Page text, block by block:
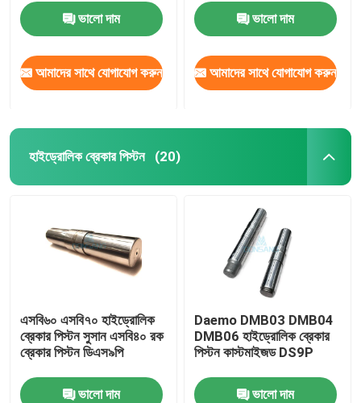
ভালো দাম
আমাদের সাথে যোগাযোগ করুন
ভালো দাম
আমাদের সাথে যোগাযোগ করুন
হাইড্রোলিক ব্রেকার পিস্টন (20)
এসবি৬০ এসবি৭০ হাইড্রোলিক
ব্রেকার পিস্টন সুসান এসবি৪০ রক
ব্রেকার পিস্টন ডিএস৯পি
ভালো দাম
Daemo DMB03 DMB04
DMB06 হাইড্রোলিক ব্রেকার
পিস্টন কাস্টমাইজড DS9P
ভালো দাম